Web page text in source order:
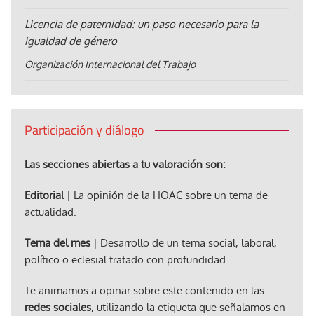
Licencia de paternidad: un paso necesario para la
igualdad de género
Organización Internacional del Trabajo
Participación y diálogo
Las secciones abiertas a tu valoración son:
Editorial| La opinión de la HOAC sobre un tema de
actualidad.
Tema del mes | Desarrollo de un tema social, laboral,
político o eclesial tratado con profundidad.
Te animamos a opinar sobre este contenido en las
redes sociales, utilizando la etiqueta que señalamos en